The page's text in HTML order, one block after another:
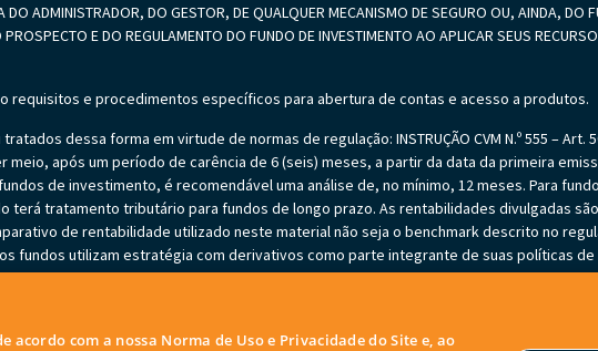
ADMINISTRADOR, DO GESTOR, DE QUALQUER MECANISMO DE SEGURO OU, AINDA, DO
E DO REGULAMENTO DO FUNDO DE INVESTIMENTO AO APLICAR SEUS
requisitos e procedimentos específicos para abertura de contas e acesso a produtos.
dessa forma em virtude de normas de regulação: INSTRUÇÃO CVM N.º 555 –
após um período de carência de 6 (seis) meses, a partir da data da primeira
de investimento, é recomendável uma análise de, no mínimo, 12 meses. Para
terá tratamento tributário para fundos de longo prazo. As rentabilidades divulgadas
de rentabilidade utilizado neste material não seja o benchmark descrito no
fundos utilizam estratégia com derivativos como parte integrante de suas políticas
acarretar perdas superiores ao capital aplicado e a consequente obrigação do
autorizados a realizar aplicações em ativos financeiros no exterior. Verifique se os
com a nossa Norma de Uso e Privacidade do Site e, ao